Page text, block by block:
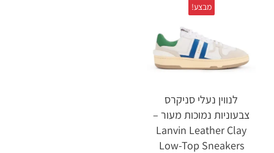
מבצע!
לנווין נעלי סניקרס
צבעוניות נמוכות מעור –
Lanvin Leather Clay
Low-Top Sneakers